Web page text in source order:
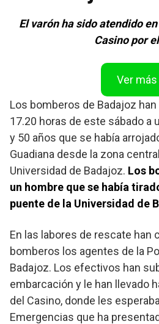
El varón ha sido atendido
Casino por
Ver más
Los bomberos de Badajoz
17.20 horas de este sábado a
y 50 años que se había
Guadiana desde la zona
Universidad de Badajoz. Los
un hombre que se había
puente de la Universidad de
En las labores de rescate han
bomberos los agentes de la
Badajoz. Los efectivos han
embarcación y le han llevado
del Casino, donde les
Emergencias que ha